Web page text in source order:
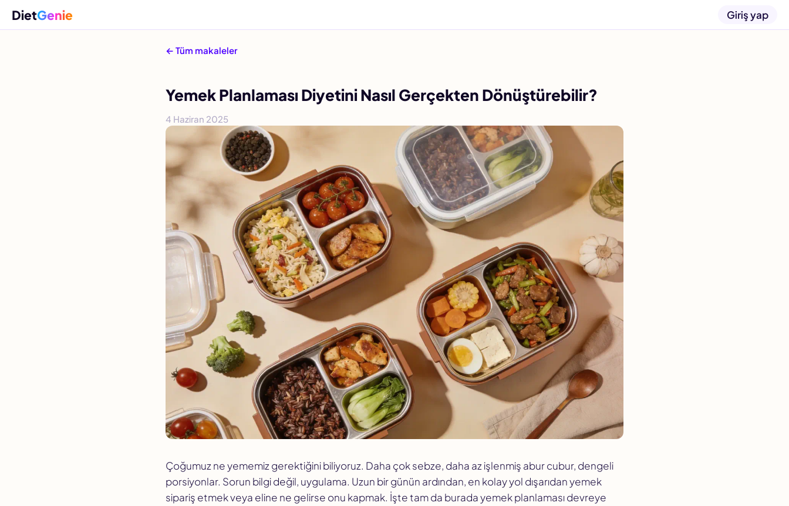
DietGenie Giriş yap
← Tüm makaleler
Yemek Planlaması Diyetini Nasıl Gerçekten Dönüştürebilir?
4 Haziran 2025
Çoğumuz ne yememiz gerektiğinibiliyoruz. Daha çok sebze, daha az işlenmiş abur cubur, dengeli
porsiyonlar. Sorun bilgi değil, uygulama. Uzun bir günün ardından, en kolay yol dışarıdan yemek
sipariş etmek veya eline ne gelirse onu kapmak. İşte tam da burada yemek planlaması devreye